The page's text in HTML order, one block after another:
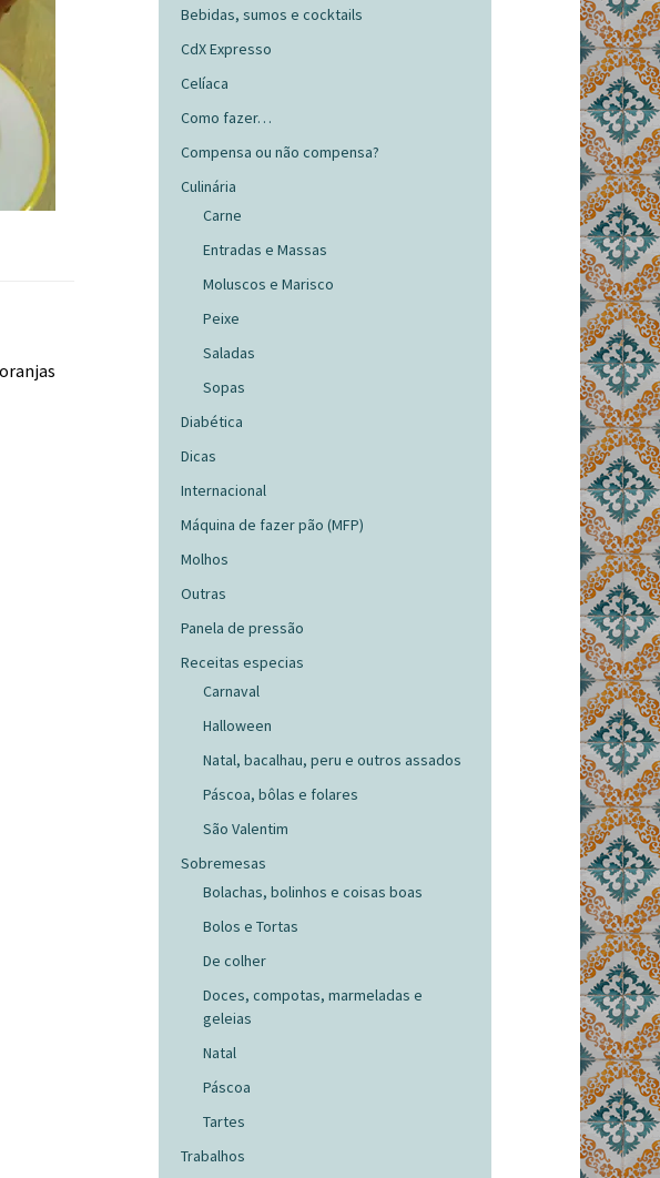
Bebidas, sumos e cocktails
CdX Expresso
Celíaca
Como fazer…
Compensa ou não compensa?
Culinária
Carne
Entradas e Massas
Moluscos e Marisco
Peixe
Saladas
Sopas
Diabética
Dicas
Internacional
Máquina de fazer pão (MFP)
Molhos
Outras
Panela de pressão
Receitas especias
Carnaval
Halloween
Natal, bacalhau, peru e outros assados
Páscoa, bôlas e folares
São Valentim
Sobremesas
Bolachas, bolinhos e coisas boas
Bolos e Tortas
De colher
Doces, compotas, marmeladas e
geleias
Natal
Páscoa
Tartes
Trabalhos